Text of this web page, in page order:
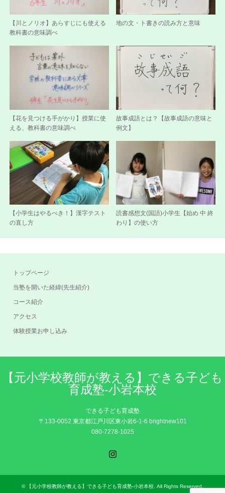
【川とノリオ】あらすじにも使える
教科書の意味調べ
地の文・ト書きの読み方と意味
【花を見つける手がかり】授業に使
える、教科書の意味調べ
故事成語とは？【故事成語の意味と
例文】
【小学生はやるべき！】漢字テスト
の直し方
読書感想文(国語)小学生【始め 中 終
わり】の使い方
トップページ
当塾を開いた経緯(先生紹介)
コース紹介
アクセス
体験授業お申し込み
【元小学校教師が教える】できる子ども
育成塾-小岩本校
できる子ども育成塾
〒133-0052 東京都江戸川区東小岩6-1-6 brightnew101
080-7278-1025
© 【元小学校教師が教える】できる子ども育成塾-小岩本校. All Rights Reserved.